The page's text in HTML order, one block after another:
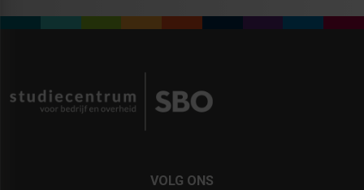
VOLG ONS